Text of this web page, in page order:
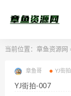
当前位置： 章鱼资源网
章鱼哥 YJ街拍
YJ街拍-007